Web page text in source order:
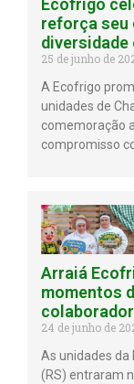
Ecofrigo
reforça seu
diversidade
25 de junho de
A Ecofrigo
unidades de
comemoração
compromisso
Arraiá
momentos
24 de junho de
As unidades da
(RS) entraram